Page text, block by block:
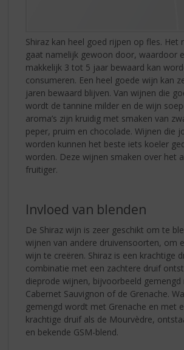
Shiraz kan heel goed rijpen op fles. Het
gaat namelijk gewoon door, waardoor
makkelijk 3 tot 5 jaar bewaard kan
consumeren. Een heel goede wijn kan
jaren bewaard blijven. Van wijnen die
wordt de tannine milder en de wijn
aroma’s zijn kruidig met smaken van
peper, pruim en chocolade. Wijnen die
worden kunnen het beste iets koeler
worden. Deze wijnen smaken over het
fruitiger.
Invloed van blenden
De Shiraz wijn is zeer geschikt om te
wijnen van andere druivensoorten, om
wijn te creëren. Shiraz is een krachtige
combinatie met een zachtere druif
dieprode wijnen, bijvoorbeeld gemengd
Cabernet Sauvignon of de Grenache.
gemengd wordt met Grenache en met
krachtige druif als de Mourvèdre,
en bekende GSM-blend.